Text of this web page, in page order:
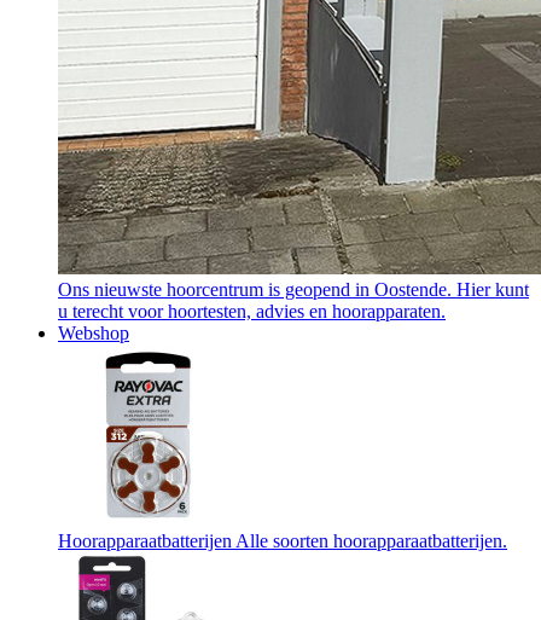
Ons nieuwste hoorcentrum is geopend in Oostende. Hier kunt
u terecht voor hoortesten, advies en hoorapparaten.
Webshop
Hoorapparaatbatterijen Alle soorten hoorapparaatbatterijen.